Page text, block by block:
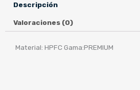
cantidad
Descripción
Valoraciones (0)
Material: HPFC Gama:PREMIUM